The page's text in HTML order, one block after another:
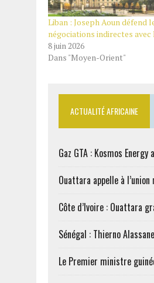
Liban : Joseph Aoun défend
négociations indirectes avec
8 juin 2026
Dans "Moyen-Orient"
ACTUALITÉ AFRICAINE
Gaz GTA : Kosmos
Ouattara appelle à
Côte d’Ivoire : Ouattara
Sénégal : Thierno
Le Premier ministre